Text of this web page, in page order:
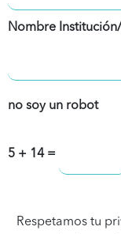
Nombre
no soy un robot
5 + 14 =
Respetamos tu